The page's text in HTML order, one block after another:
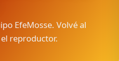
EfeMosse. Volvé al
reproductor.